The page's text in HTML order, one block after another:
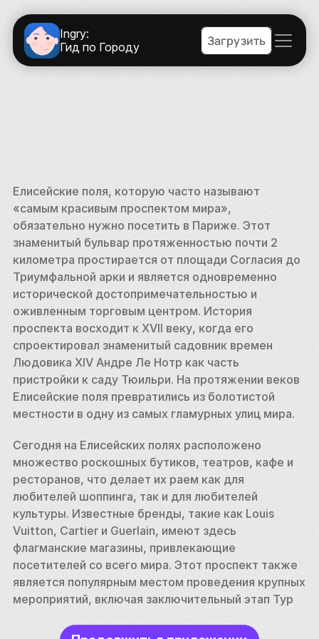
Ingry:
Гид по Городу
Загрузить
Елисейские поля, которую часто называют
«самым красивым проспектом мира»,
обязательно нужно посетить в Париже. Этот
знаменитый бульвар протяженностью почти 2
километра простирается от площади Согласия до
Триумфальной арки и является одновременно
исторической достопримечательностью и
оживленным торговым центром. История
проспекта восходит к XVII веку, когда его
спроектировал знаменитый садовник времен
Людовика XIV Андре Ле Нотр как часть
пристройки к саду Тюильри. На протяжении веков
Елисейские поля превратились из болотистой
местности в одну из самых гламурных улиц мира.
Сегодня на Елисейских полях расположено
множество роскошных бутиков, театров, кафе и
ресторанов, что делает их раем как для
любителей шоппинга, так и для любителей
культуры. Известные бренды, такие как Louis
Vuitton, Cartier и Guerlain, имеют здесь
флагманские магазины, привлекающие
посетителей со всего мира. Этот проспект также
является популярным местом проведения крупных
мероприятий, включая заключительный этап Тур
что еще больше укрепляет статус улицы как